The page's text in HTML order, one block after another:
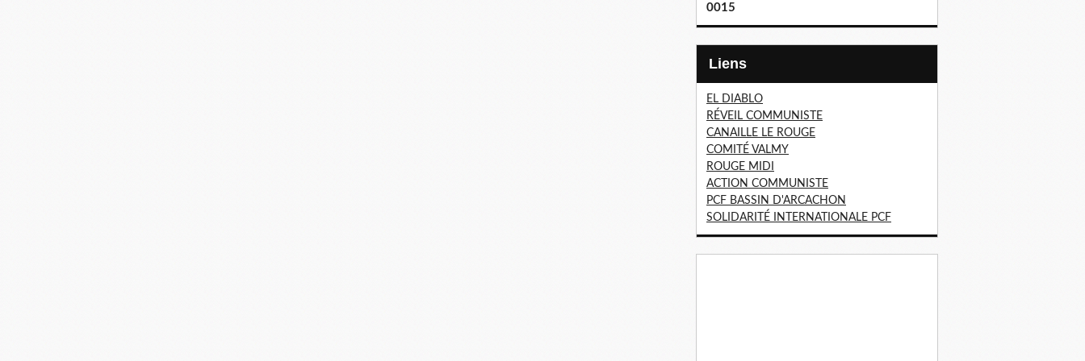
0015
Liens
EL DIABLO
RÉVEIL COMMUNISTE
CANAILLE LE ROUGE
COMITÉ VALMY
ROUGE MIDI
ACTION COMMUNISTE
PCF BASSIN D'ARCACHON
SOLIDARITÉ INTERNATIONALE PCF